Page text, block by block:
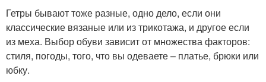
Гетры бывают тоже разные, одно дело, если они
классические вязаные или из трикотажа, и другое если
из меха. Выбор обуви зависит от множества факторов:
стиля, погоды, того, что вы одеваете – платье, брюки или
юбку.